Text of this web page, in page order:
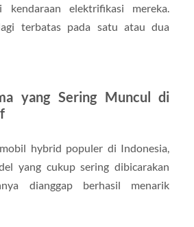
kendaraan elektrifikasi mereka.
terbatas pada satu atau dua
yang Sering Muncul di
hybrid populer di Indonesia,
yang cukup sering dibicarakan
dianggap berhasil menarik